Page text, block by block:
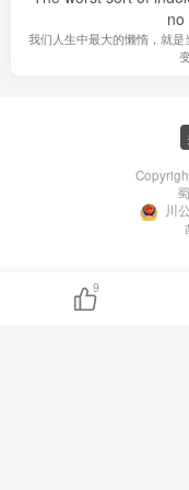
我们人生中最大的懒惰，就
川
9